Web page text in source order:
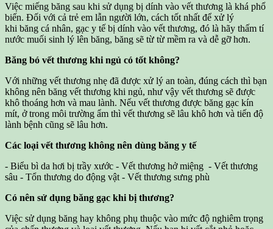
Việc miếng băng sau khi sử dụng bị dính vào vết thương là khá phổ
biến. Đối với cả trẻ em lẫn người lớn, cách tốt nhất để xử lý
khi băng cá nhân, gạc y tế bị dính vào vết thương, đó là hãy thấm tí
nước muối sinh lý lên băng, băng sẽ từ từ mềm ra và dễ gỡ hơn.
Băng bó vết thương khi ngủ có tốt không?
Với những vết thương nhẹ đã được xử lý an toàn, đúng cách thì bạn
không nên băng vết thương khi ngủ, như vậy vết thương sẽ được
khô thoáng hơn và mau lành. Nếu vết thương được băng gạc kín
mít, ở trong môi trường ẩm thì vết thương sẽ lâu khô hơn và tiến độ
lành bệnh cũng sẽ lâu hơn.
Các loại vết thương không nên dùng băng y tế
- Biểu bì da hơi bị trầy xước - Vết thương hở miệng - Vết thương
sâu - Tổn thương do động vật - Vết thương sưng phù
Có nên sử dụng băng gạc khi bị thương?
Việc sử dụng băng hay không phụ thuộc vào mức độ nghiêm trọng